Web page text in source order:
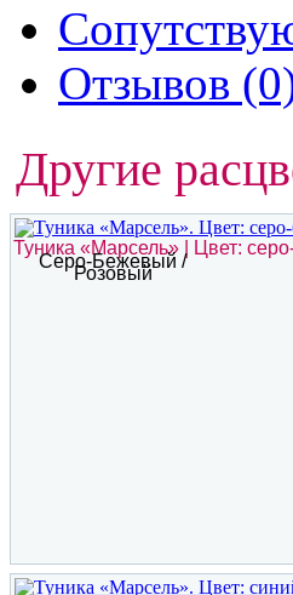
Отзывов
Другие
Туника «Марсель» | Цвет:
Серо-Бежевый /
Розовый